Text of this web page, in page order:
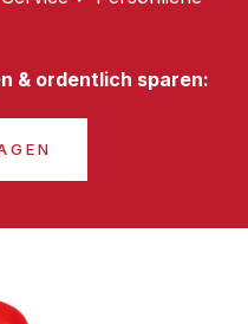
& ordentlich sparen: